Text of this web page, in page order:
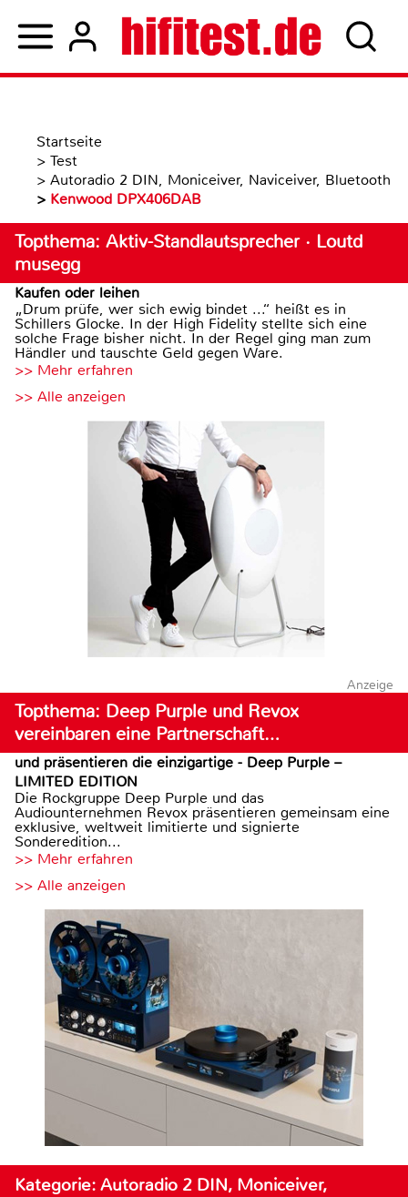
Startseite
> Test
> Autoradio 2 DIN, Moniceiver, Naviceiver, Bluetooth
> Kenwood DPX406DAB
Topthema: Aktiv-Standlautsprecher · Loutd
musegg
Kaufen oder leihen
„Drum prüfe, wer sich ewig bindet ...“ heißt es in
Schillers Glocke. In der High Fidelity stellte sich eine
solche Frage bisher nicht. In der Regel ging man zum
Händler und tauschte Geld gegen Ware.
>> Mehr erfahren
>> Alle anzeigen
Anzeige
Topthema: Deep Purple und Revox
vereinbaren eine Partnerschaft…
und präsentieren die einzigartige - Deep Purple –
LIMITED EDITION
Die Rockgruppe Deep Purple und das
Audiounternehmen Revox präsentieren gemeinsam eine
exklusive, weltweit limitierte und signierte
Sonderedition...
>> Mehr erfahren
>> Alle anzeigen
Kategorie: Autoradio 2 DIN, Moniceiver,